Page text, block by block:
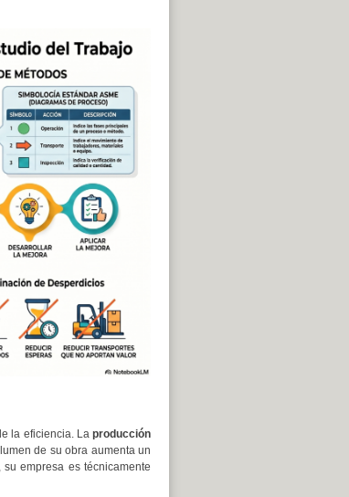
la eficiencia. La producción
de su obra aumenta un
empresa es técnicamente